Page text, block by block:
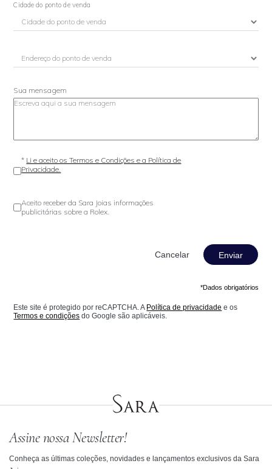
Cidade do ponto de venda
Sua mensagem
* Li e aceito os Termos e Condições e a Política de
Privacidade.
Aceito receber da Sara Joias informações
publicitárias sobre a Rolex.
Enviar
*Dados obrigatórios
Este site é protegido por reCAPTCHA. A Política de privacidade e os
Termos e condições do Google são aplicáveis.
Assine nossa Newsletter!
Conheça as últimas coleções, novidades e lançamentos exclusivos da Sara